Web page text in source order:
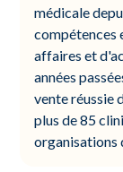
médicale
compétences
affaires et
années
vente réussie
plus de 85
organisations